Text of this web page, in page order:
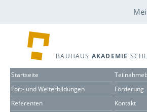
BAUHAUS AKADEMIE
Startseite
Fort- und Weiterbildungen
Referenten
Förderung
Kontakt